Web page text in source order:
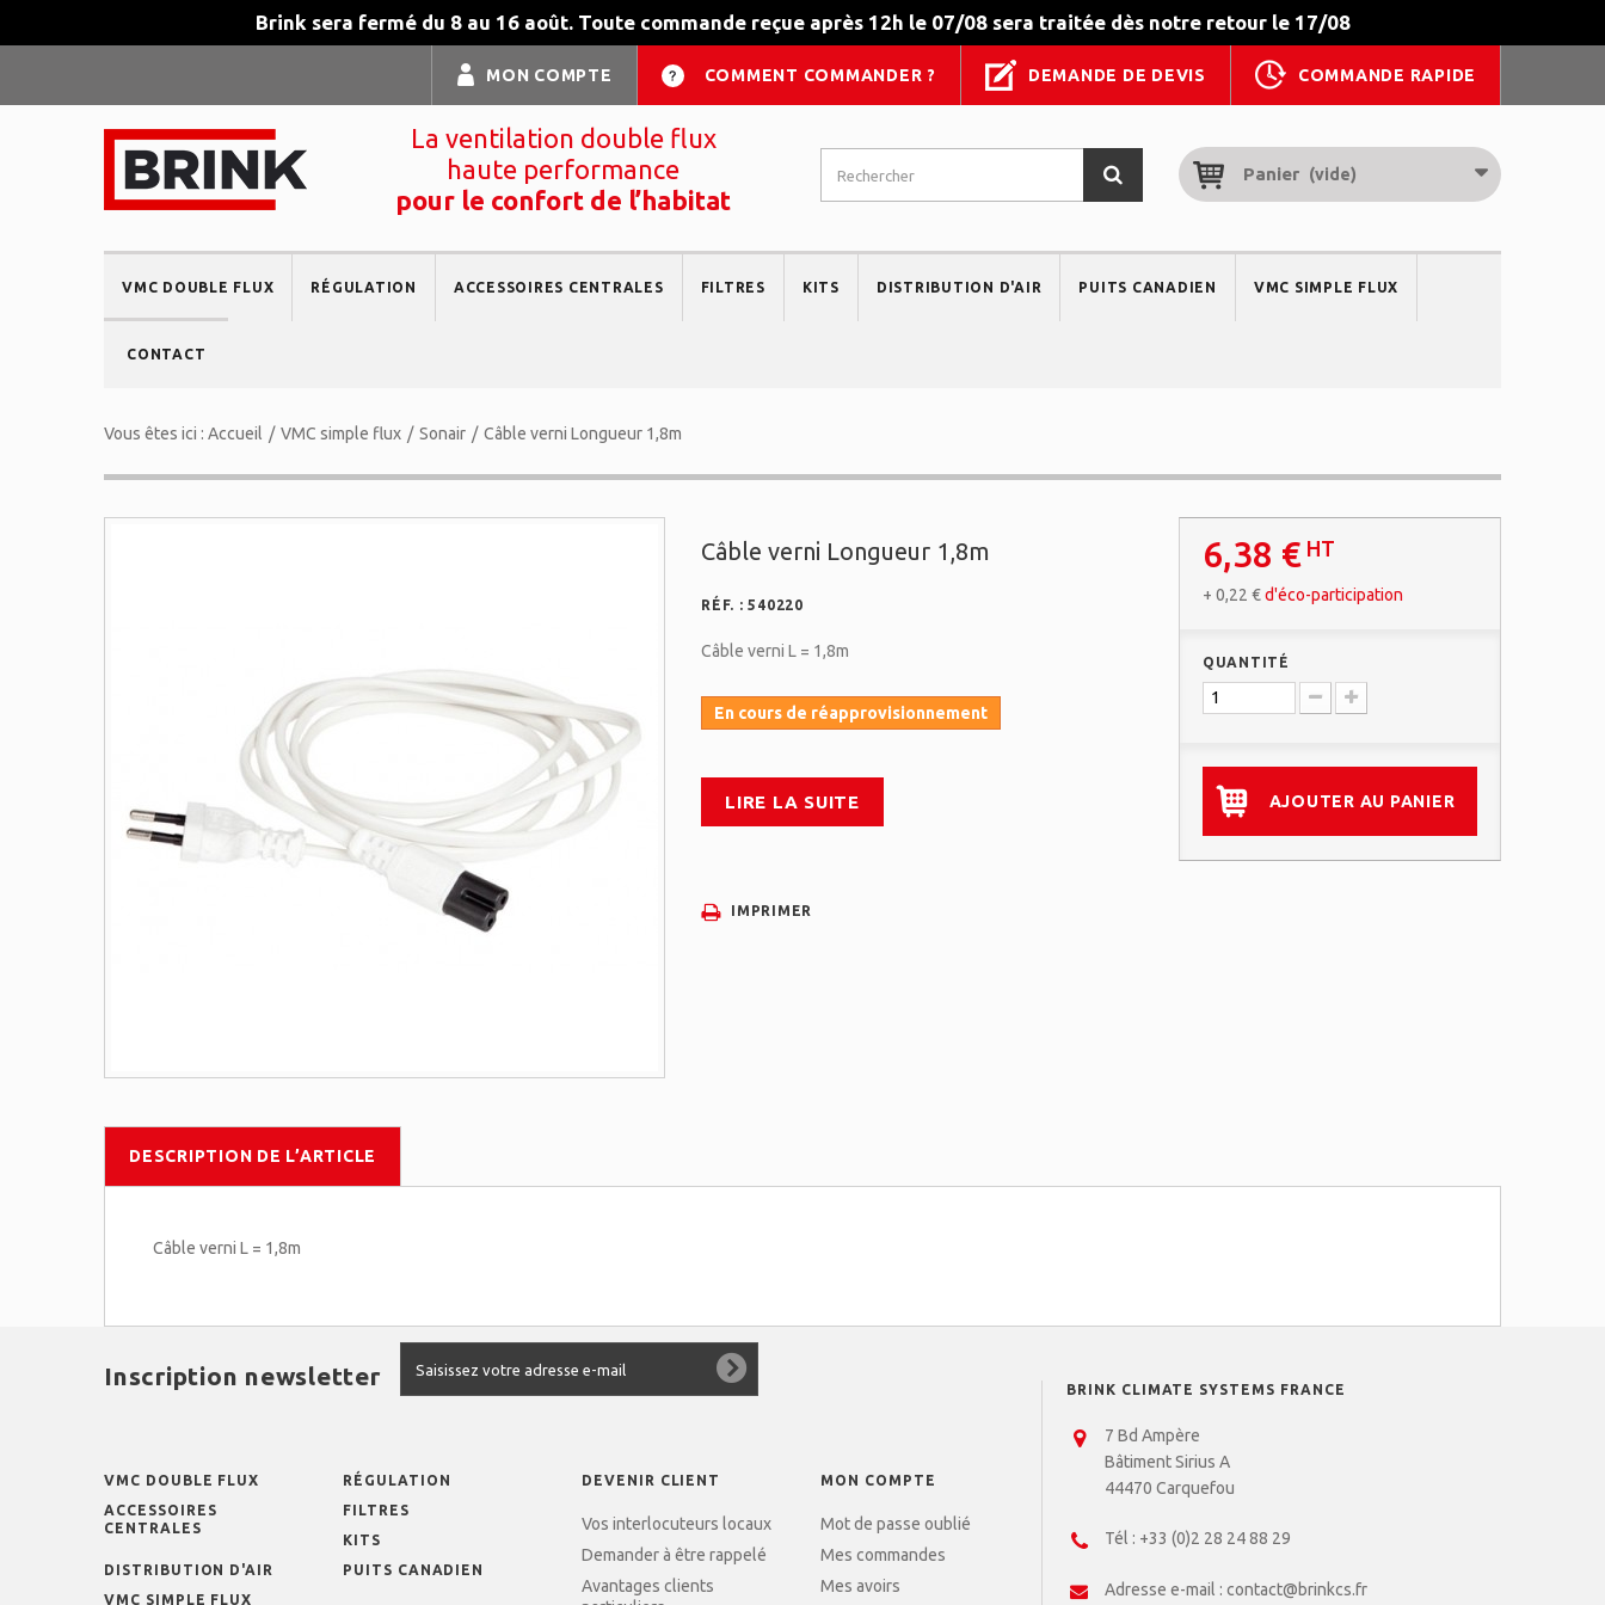
Brink sera fermé du 8 au 16 août. Toute commande reçue après 12h le 07/08 sera traitée dès notre retour le 17/08
COMMANDE RAPIDE
DEMANDE DE DEVIS
COMMENT COMMANDER ?
MON COMPTE
La ventilation double flux
haute performance
pour le confort de l’habitat
Panier (vide)
VMC DOUBLE FLUX RÉGULATION ACCESSOIRES CENTRALES FILTRES KITS DISTRIBUTION D'AIR PUITS CANADIEN VMC SIMPLE FLUX
CONTACT
Vous êtes ici : Accueil / VMC simple flux / Sonair / Câble verni Longueur 1,8m
Câble verni Longueur 1,8m
RÉF. : 540220
Câble verni L = 1,8m
En cours de réapprovisionnement
LIRE LA SUITE
IMPRIMER
6,38 € HT
+ 0,22 €d'éco-participation
QUANTITÉ
AJOUTER AU PANIER
DESCRIPTION DE L’ARTICLE
Câble verni L = 1,8m
BRINK CLIMATE SYSTEMS FRANCE
7 Bd Ampère
Bâtiment Sirius A
44470 Carquefou
Tél : +33 (0)2 28 24 88 29
Adresse e-mail :contact@brinkcs.fr
Inscription newsletter
VMC DOUBLE FLUX
RÉGULATION
ACCESSOIRES
CENTRALES
FILTRES
KITS
DISTRIBUTION D'AIR
PUITS CANADIEN
VMC SIMPLE FLUX
DEVENIR CLIENT
Vos interlocuteurs locaux
Demander à être rappelé
Avantages clients
MON COMPTE
Mot de passe oublié
Mes commandes
Mes avoirs